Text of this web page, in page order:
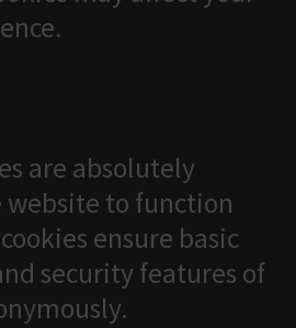
are absolutely
to function
ensure basic
security features of